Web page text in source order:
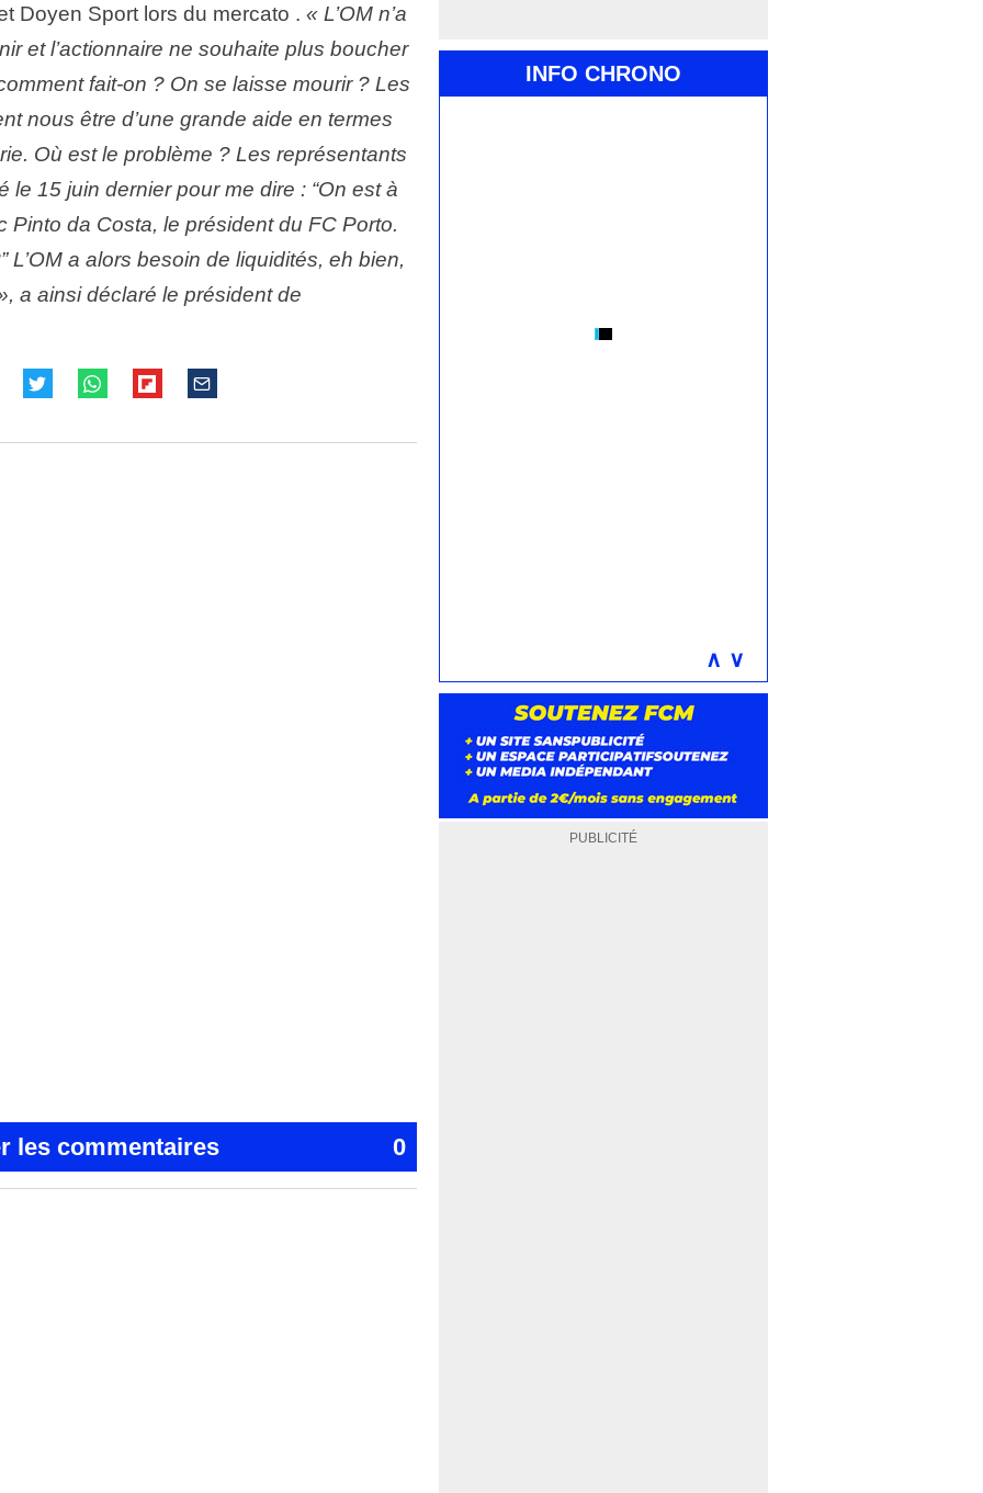
INFO CHRONO
∧ ∨
PUBLICITÉ
Doyen Sport lors du mercato . « L’OM n’a
et l’actionnaire ne souhaite plus boucher
fait-on ? On se laisse mourir ? Les
nous être d’une grande aide en termes
Où est le problème ? Les représentants
le 15 juin dernier pour me dire : “On est à
Pinto da Costa, le président du FC Porto.
L’OM a alors besoin de liquidités, eh bien,
a ainsi déclaré le président de
les commentaires 0